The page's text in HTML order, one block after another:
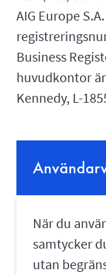
AIG Europe
Business
huvudkontor är
Kennedy, L-
När du
samtycker
utan